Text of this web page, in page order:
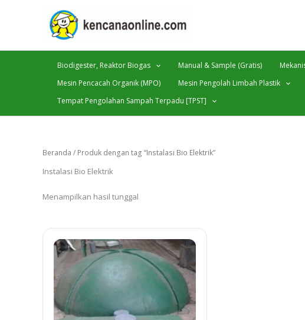
Biodigester, Reaktor Biogas Manual & Sample (Gratis)
Mesin Pencacah Organik (MPO)
Mesin Pengolah Limbah Plastik
Tempat Pengolahan Sampah Terpadu [TPST]
Beranda / Produk dengan tag “Instalasi Bio Elektrik”
Instalasi Bio Elektrik
Menampilkan hasil tunggal